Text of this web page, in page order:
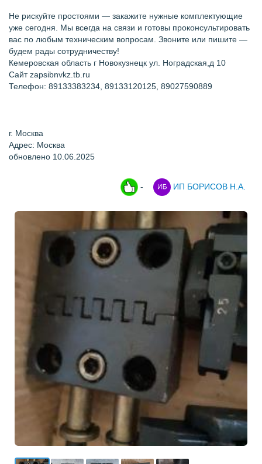
Не рискуйте простоями — закажите нужные комплектующие
уже сегодня. Мы всегда на связи и готовы проконсультировать
вас по любым техническим вопросам. Звоните или пишите —
будем рады сотрудничеству!
Кемеровская область г Новокузнецк ул. Ноградская,д 10
Сайт zapsibnvkz.tb.ru
Телефон: 89133383234, 89133120125, 89027590889
г. Москва
Адрес: Москва
обновлено 10.06.2025
- ИП БОРИСОВ Н.А.